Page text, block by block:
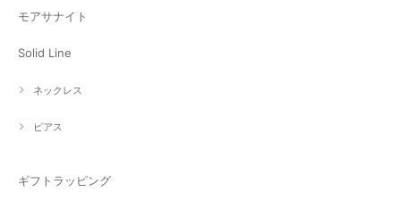
モアサナイト
Solid Line
ネックレス
ピアス
ギフトラッピング